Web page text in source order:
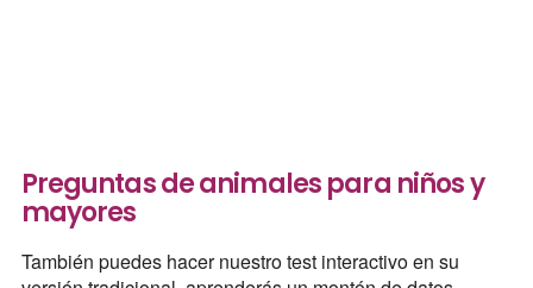
Preguntas de animales para niños y
mayores
También puedes hacer nuestro test interactivo en su